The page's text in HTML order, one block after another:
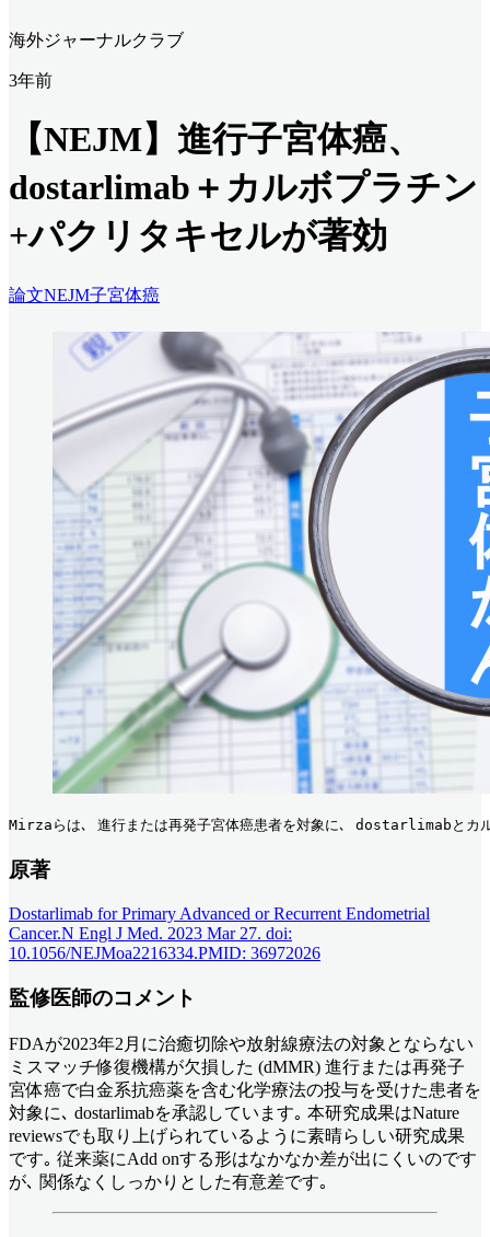
海外ジャーナルクラブ
3年前
【NEJM】進行子宮体癌、
dostarlimab＋カルボプラチン
+パクリタキセルが著効
論文NEJM子宮体癌
Mirzaらは､ 進行または再発子宮体癌患者を対象に､ dostarlimabとカル
原著
Dostarlimab for Primary Advanced or Recurrent Endometrial
Cancer.N Engl J Med. 2023 Mar 27. doi:
10.1056/NEJMoa2216334.PMID: 36972026
監修医師のコメント
FDAが2023年2月に治癒切除や放射線療法の対象とならない
ミスマッチ修復機構が欠損した (dMMR) 進行または再発子
宮体癌で白金系抗癌薬を含む化学療法の投与を受けた患者を
対象に､ dostarlimabを承認しています｡ 本研究成果はNature
reviewsでも取り上げられているように素晴らしい研究成果
です｡ 従来薬にAdd onする形はなかなか差が出にくいのです
が､ 関係なくしっかりとした有意差です｡